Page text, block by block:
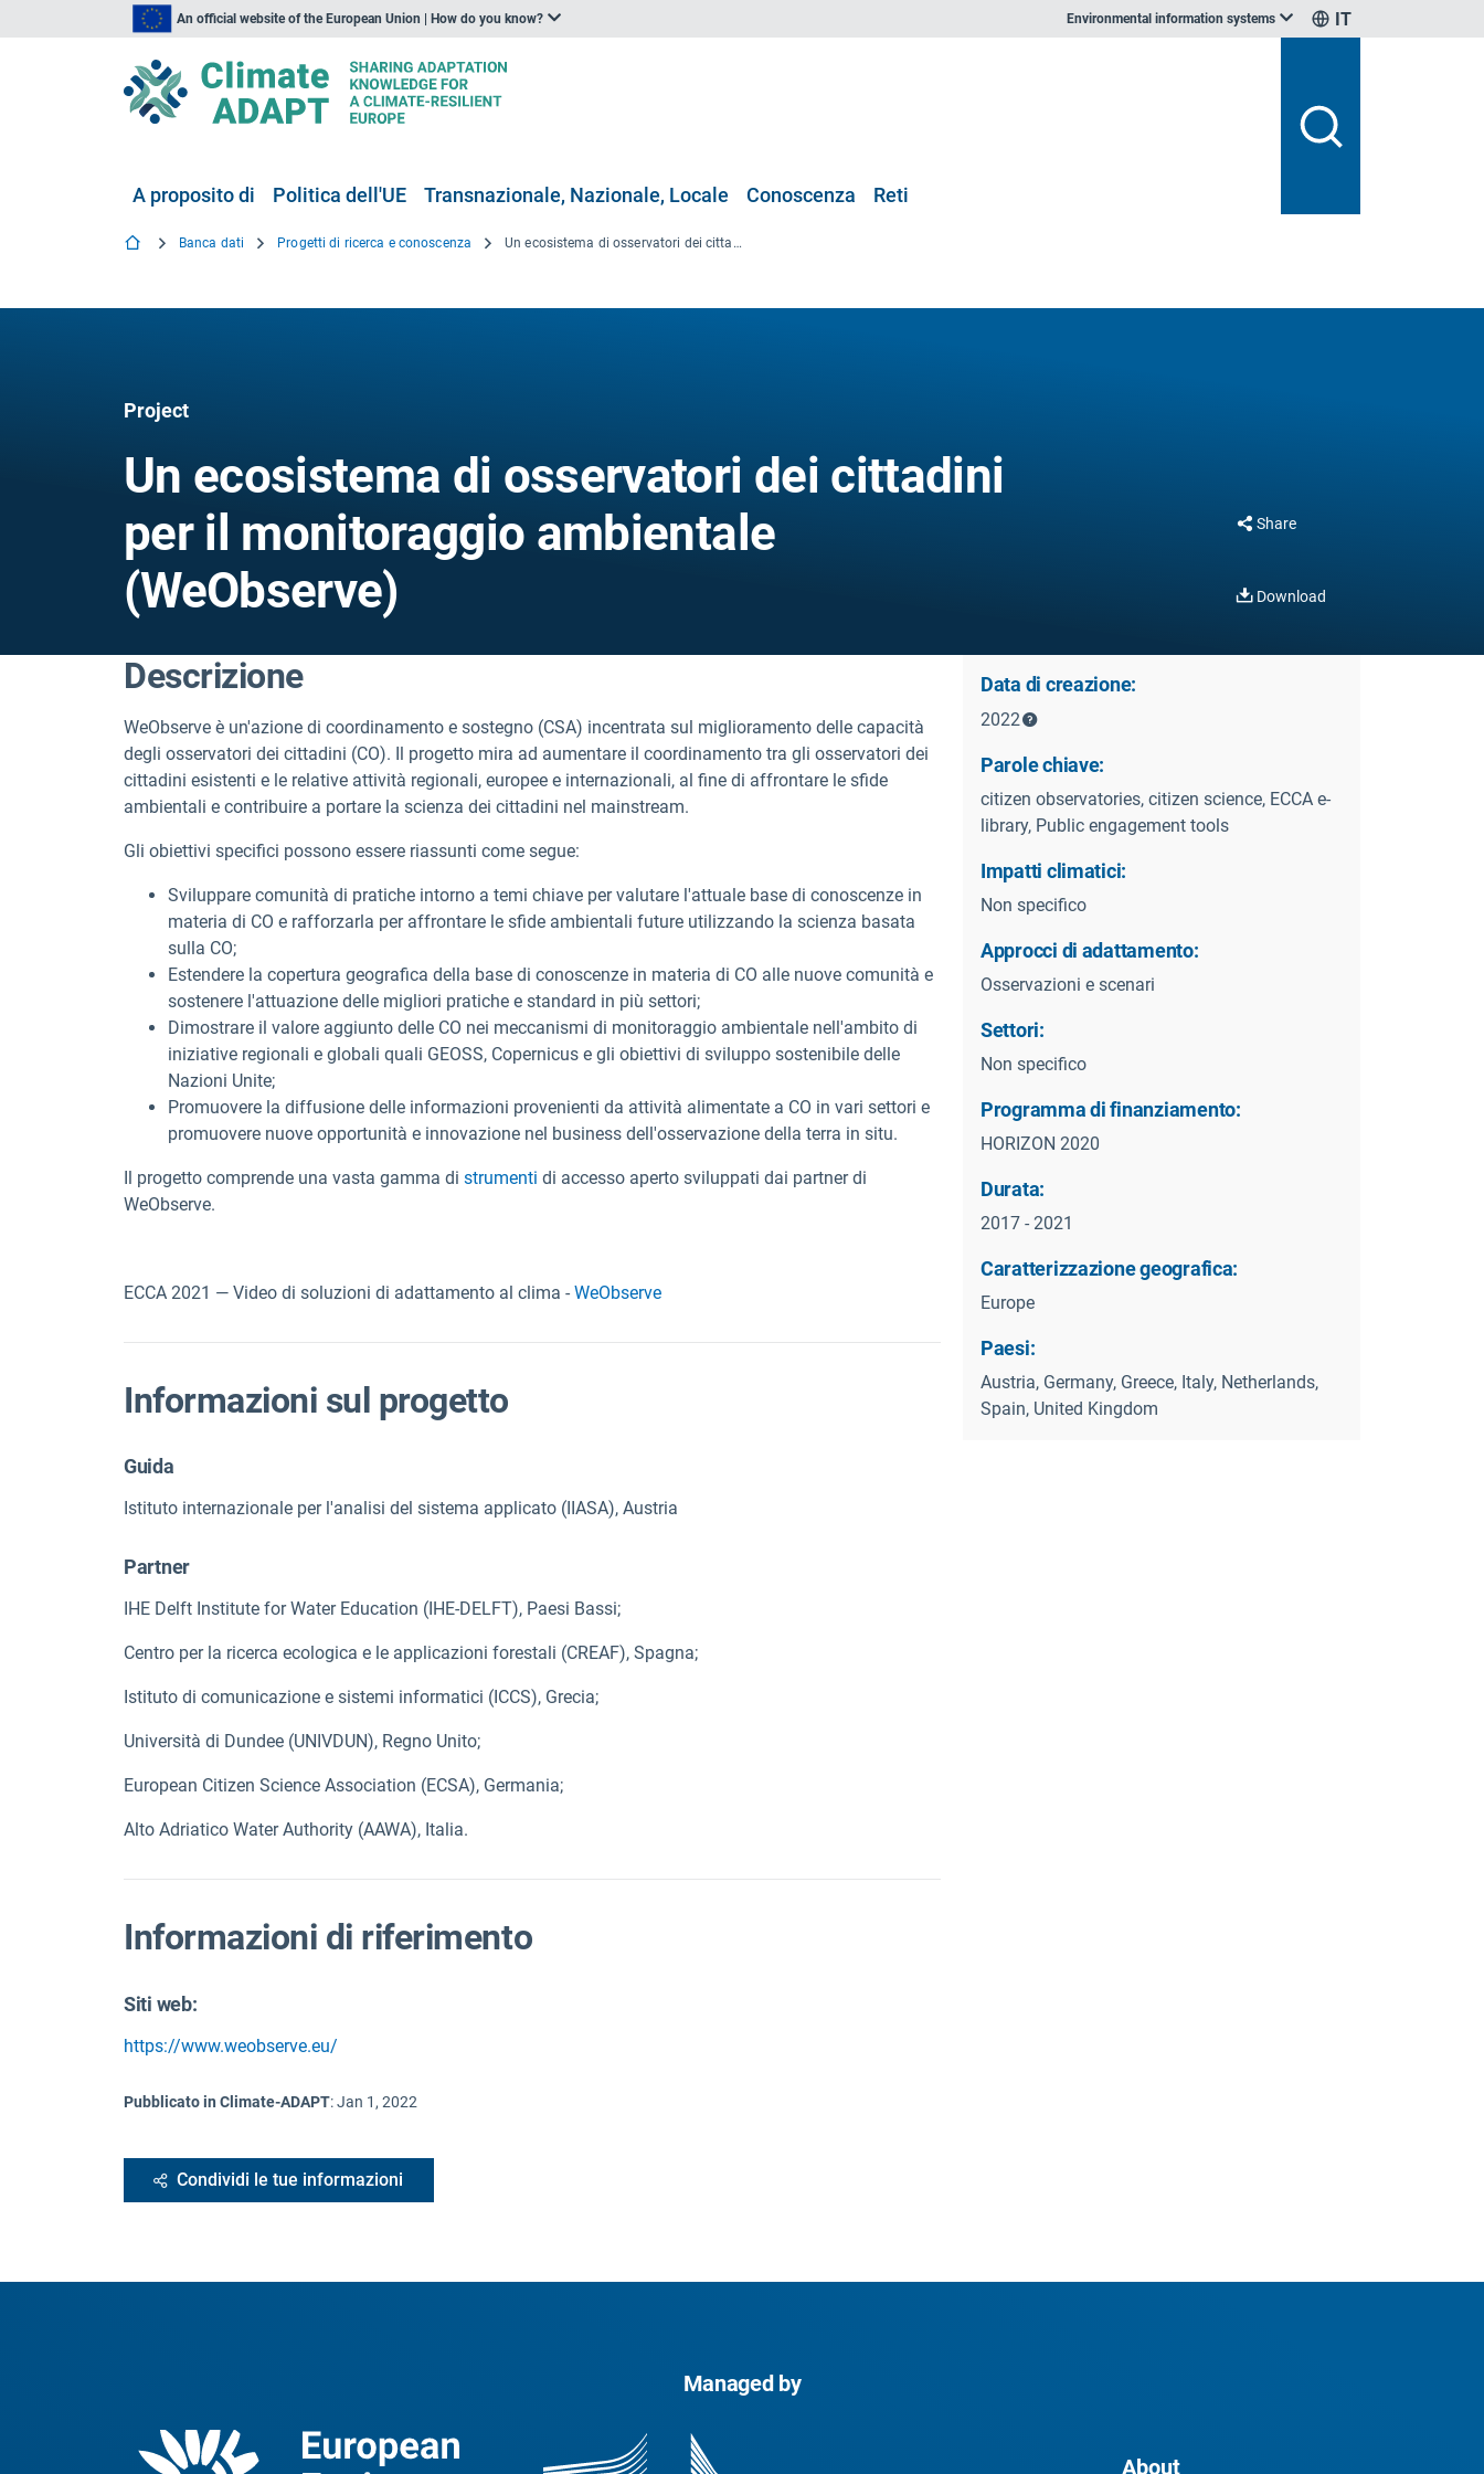
An official website of the European Union | How do you know? Environmental information systems IT
A proposito di Politica dell'UE Transnazionale, Nazionale, Locale Conoscenza Reti
Banca dati Progetti di ricerca e conoscenza Un ecosistema di osservatori dei cittadini per il monitoraggio ambientale
Project
Un ecosistema di osservatori dei cittadini
per il monitoraggio ambientale
(WeObserve)
Share
Download
Descrizione
WeObserve è un'azione di coordinamento e sostegno (CSA) incentrata sul miglioramento delle capacità
degli osservatori dei cittadini (CO). Il progetto mira ad aumentare il coordinamento tra gli osservatori dei
cittadini esistenti e le relative attività regionali, europee e internazionali, al fine di affrontare le sfide
ambientali e contribuire a portare la scienza dei cittadini nel mainstream.
Gli obiettivi specifici possono essere riassunti come segue:
Sviluppare comunità di pratiche intorno a temi chiave per valutare l'attuale base di conoscenze in
materia di CO e rafforzarla per affrontare le sfide ambientali future utilizzando la scienza basata
sulla CO;
Estendere la copertura geografica della base di conoscenze in materia di CO alle nuove comunità e
sostenere l'attuazione delle migliori pratiche e standard in più settori;
Dimostrare il valore aggiunto delle CO nei meccanismi di monitoraggio ambientale nell'ambito di
iniziative regionali e globali quali GEOSS, Copernicus e gli obiettivi di sviluppo sostenibile delle
Nazioni Unite;
Promuovere la diffusione delle informazioni provenienti da attività alimentate a CO in vari settori e
promuovere nuove opportunità e innovazione nel business dell'osservazione della terra in situ.
Il progetto comprende una vasta gamma di strumenti di accesso aperto sviluppati dai partner di
WeObserve.
ECCA 2021 — Video di soluzioni di adattamento al clima - WeObserve
Informazioni sul progetto
Guida
Istituto internazionale per l'analisi del sistema applicato (IIASA), Austria
Partner
IHE Delft Institute for Water Education (IHE-DELFT), Paesi Bassi;
Centro per la ricerca ecologica e le applicazioni forestali (CREAF), Spagna;
Istituto di comunicazione e sistemi informatici (ICCS), Grecia;
Università di Dundee (UNIVDUN), Regno Unito;
European Citizen Science Association (ECSA), Germania;
Alto Adriatico Water Authority (AAWA), Italia.
Informazioni di riferimento
Siti web:
https://www.weobserve.eu/
Pubblicato in Climate-ADAPT:Jan 1, 2022
Condividi le tue informazioni
Data di creazione:
2022
Parole chiave:
citizen observatories, citizen science, ECCA e-
library, Public engagement tools
Impatti climatici:
Non specifico
Approcci di adattamento:
Osservazioni e scenari
Settori:
Non specifico
Programma di finanziamento:
HORIZON 2020
Durata:
2017 - 2021
Caratterizzazione geografica:
Europe
Paesi:
Austria, Germany, Greece, Italy, Netherlands,
Spain, United Kingdom
Managed by
About